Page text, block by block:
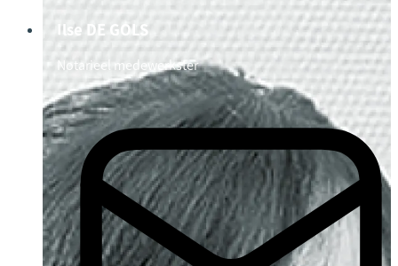
Ilse DE GOLS
Notarieel medewerkster